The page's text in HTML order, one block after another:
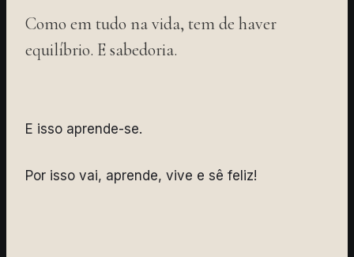
Como em tudo na vida, tem de haver
equilíbrio. E sabedoria.
E isso aprende-se.
Por isso vai, aprende, vive e sê feliz!